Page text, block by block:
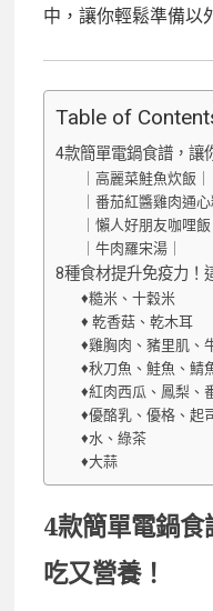
中，讓你輕鬆準備以
Table of
4款簡單電鍋食譜，讓
｜高麗菜鮭魚炊飯｜
｜番茄紅醬雞肉通心
｜懶人好朋友咖哩飯
｜牛肉羅宋湯｜
8種食材提升免疫力！
♦糙米、十穀米
♦ 乾香菇、乾木耳
♦雞胸肉、豬里肌、
♦秋刀魚、鮭魚、鯖
♦紅肉西瓜、鳳梨、
♦優酪乳、優格、起
♦水、綠茶
♦大蒜
4款簡單電鍋
吃又營養！